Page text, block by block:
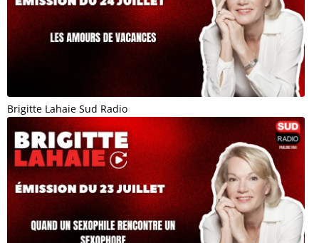
Brigitte Lahaie Sud Radio